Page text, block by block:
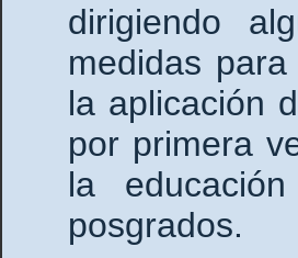
dirigiendo
medidas
la aplicación
por primera
la
posgrados.